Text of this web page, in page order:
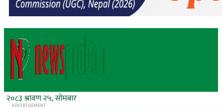
२०८३ श्रावण २५, सोमबार
- ADVERTISEMENT -